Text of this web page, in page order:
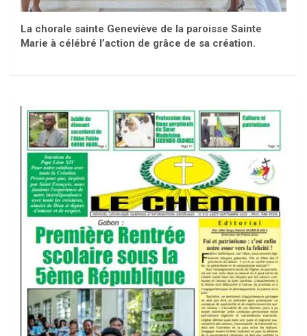
La chorale sainte Geneviève de la paroisse Sainte
Marie à célébré l’action de grâce de sa création.